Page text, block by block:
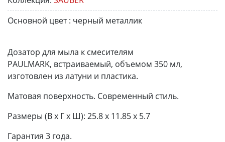
Основной цвет : черный металлик
Дозатор для мыла к смесителям
PAULMARK, встраиваемый, объемом 350 мл,
изготовлен из латуни и пластика.
Матовая поверхность. Современный стиль.
Размеры (В x Г x Ш): 25.8 x 11.85 x 5.7
Гарантия 3 года.